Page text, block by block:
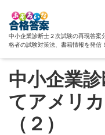
中小企業診断士２次試験の再現答案
格者の試験対策法、書籍情報を発信！
中小企業
てアメリ
（２）